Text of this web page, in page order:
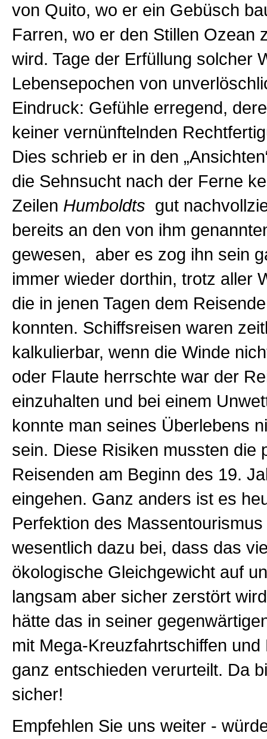
von Quito, wo er ein Gebüsch
Farren, wo er den Stillen Ozean
wird. Tage der Erfüllung solcher
Lebensepochen von
Eindruck: Gefühle erregend,
keiner vernünftelnden
Dies schrieb er in den
die Sehnsucht nach der Ferne
Zeilen Humboldts gut
bereits an den von ihm
gewesen, aber es zog ihn sein
immer wieder dorthin, trotz aller
die in jenen Tagen dem
konnten. Schiffsreisen waren
kalkulierbar, wenn die Winde
oder Flaute herrschte war der
einzuhalten und bei einem
konnte man seines Überlebens
sein. Diese Risiken mussten die
Reisenden am Beginn des 19.
eingehen. Ganz anders ist es
Perfektion des
wesentlich dazu bei, dass das
ökologische Gleichgewicht auf
langsam aber sicher zerstört
hätte das in seiner
mit Mega-Kreuzfahrtschiffen und
ganz entschieden verurteilt. Da
sicher!
Empfehlen Sie uns weiter -